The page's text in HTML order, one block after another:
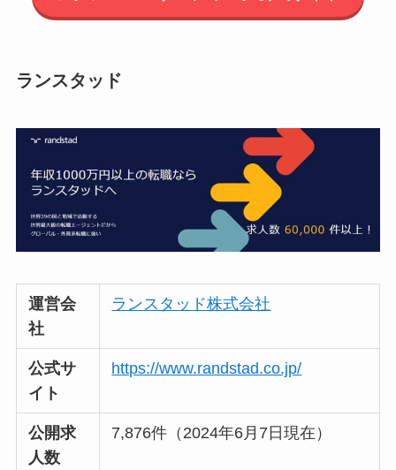
ランスタッド
運営会
社
ランスタッド株式会社
公式サ
イト
https://www.randstad.co.jp/
公開求
人数
7,876件（2024年6月7日現在）